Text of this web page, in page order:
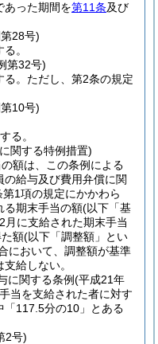
あった期間を第11条及び
28号)
。
第32号)
。 ただし、第2条の規定
10号)
る。
関する特例措置)
額は、この条例による
給与及び費用弁償に関
1項の規定にかかわら
る期末手当の額(以下「基
月に支給された期末手当
額(以下「調整額」とい
において、調整額が基準
給しない。
に関する条例(平成21年
当を支給された者に対す
「117.5分の10」とある
2号)